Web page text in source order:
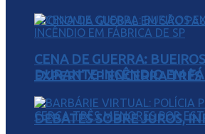
EXPERT XP ENCERRA
DEBATES SOBRE JUROS,
CENA DE GUERRA:
DURANTE INCÊNDIO EM